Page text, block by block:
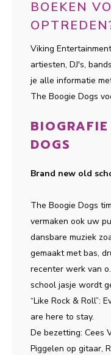
BOEKEN
Viking
artiesten, DJ's,
je alle informatie
The Boogie Dogs
DOGS
Brand new old
The Boogie Dogs
vermaken ook uw
dansbare muziek
gemaakt met bas,
recenter werk van
school jasje wordt
“Like Rock & Roll”:
are here to stay.
De bezetting: Cees
Piggelen op gitaar,